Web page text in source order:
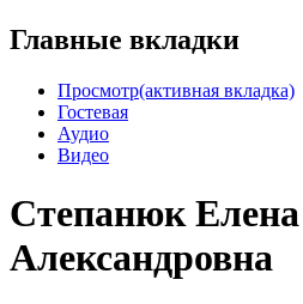
Главные вкладки
Просмотр(активная вкладка)
Гостевая
Аудио
Видео
Степанюк Елена
Александровна